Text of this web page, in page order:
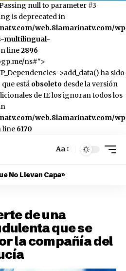
null to parameter #3
is deprecated in
web.8lamarinatv.com/
multilingual-
line2896
ns#">
>add_data() ha sido
está obsoleto desde la versión
de IE los ignoran todos los
web.8lamarinatv.com/
line 6170
Cambiar
tamaño
Aa
No Llevan Capa»
de una
que se
la compañía del